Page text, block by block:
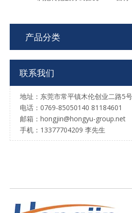
产品分类
联系我们
地址：东莞市常平镇木伦创业二路5号
电话：0769-85050140 81184601
邮箱：hongjin@hongyu-group.net
手机：13377704209 李先生